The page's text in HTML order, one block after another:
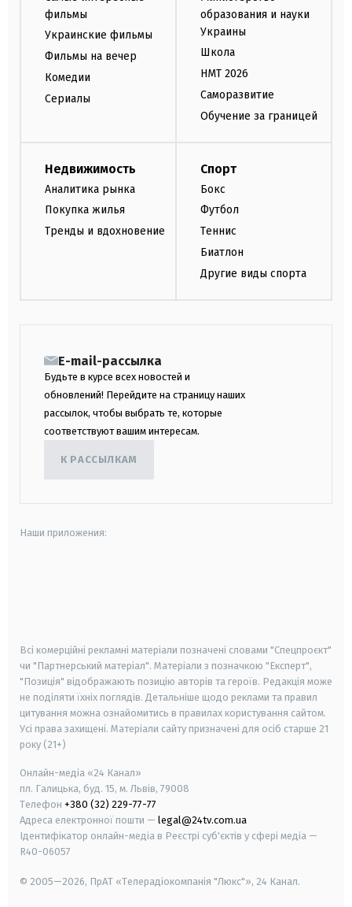
фильмы
Украинские фильмы
Фильмы на вечер
Комедии
Сериалы
образования и науки
Украины
Школа
НМТ 2026
Саморазвитие
Обучение за границей
Недвижимость
Аналитика рынка
Покупка жилья
Тренды и вдохновение
Спорт
Бокс
Футбол
Теннис
Биатлон
Другие виды спорта
E-mail-рассылка
Будьте в курсе всех новостей и
обновлений! Перейдите на страницу наших
рассылок, чтобы выбрать те, которые
соответствуют вашим интересам.
К РАССЫЛКАМ
Наши приложения:
Всі комерційні рекламні матеріали позначені словами "Спецпроєкт"
чи "Партнерський матеріал". Матеріали з позначкою "Експерт",
"Позиція" відображають позицію авторів та героїв. Редакція може
не поділяти їхніх поглядів. Детальніше щодо реклами та правил
цитування можна ознайомитись в правилах користування сайтом.
Усі права захищені. Матеріали сайту призначені для осіб старше 21
року (21+)
Онлайн-медіа «24 Канал»
пл. Галицька, буд. 15, м. Львів, 79008
Телефон +380 (32) 229-77-77
Адреса електронної пошти — legal@24tv.com.ua
Ідентифікатор онлайн-медіа в Реєстрі суб'єктів у сфері медіа —
R40-06057
© 2005—2026, ПрАТ «Телерадіокомпанія "Люкс"», 24 Канал.